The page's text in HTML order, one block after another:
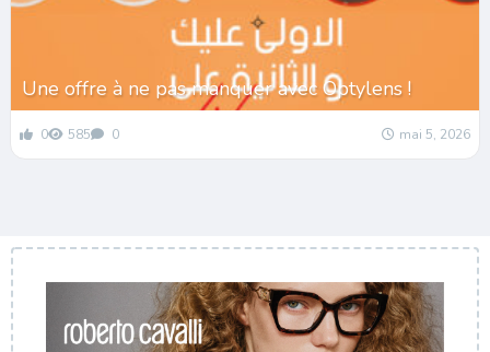
Une offre à ne pas manquer avec Optylens !
0 585 0 mai 5, 2026